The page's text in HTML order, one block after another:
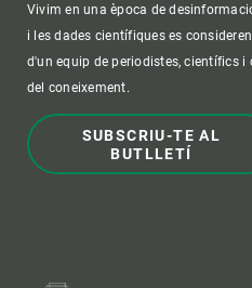
Vivim en una època de
i les dades científiques es
d'un equip de periodistes, científics
del coneixement.
SUBSCRIU-TE AL
BUTLLETÍ